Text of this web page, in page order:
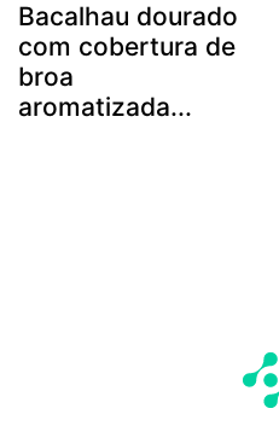
Bacalhau dourado
com cobertura de
broa
aromatizada...